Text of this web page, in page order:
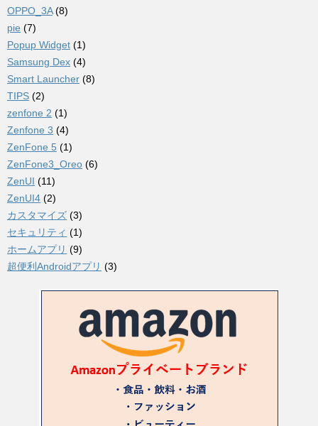
OPPO_3A(8)
pie (7)
Popup Widget (1)
Samsung Dex (4)
Smart Launcher (8)
TIPS (2)
zenfone 2 (1)
Zenfone 3 (4)
ZenFone 5 (1)
ZenFone3_Oreo (6)
ZenUI (11)
ZenUI4 (2)
カスタマイズ (3)
セキュリティ (1)
ホームアプリ (9)
超便利Androidアプリ (3)